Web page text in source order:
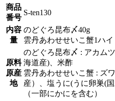
商品
番号
S-ten130
内容
量
のどぐろ昆布〆40g
雲丹あわせせいこ蟹1ハイ
原料
原産
地
のどぐろ昆布〆 : アカム
海道産)、米酢
雲丹あわせせいこ蟹 : ズ
産）、塩うに(うに卵巣(
（一部にかにを含む）